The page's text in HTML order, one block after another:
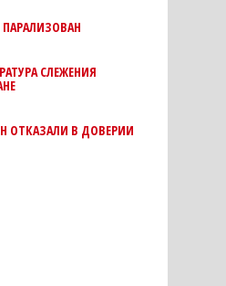
СЛЕЖЕНИЯ
ОТКАЗАЛИ В ДОВЕРИИ